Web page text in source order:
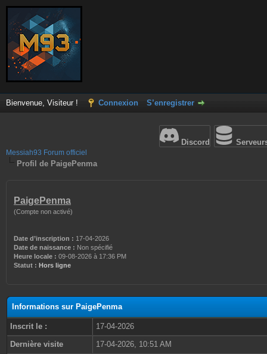
Bienvenue, Visiteur ! Connexion S’enregistrer
Discord
Messiah93 Forum officiel
Profil de PaigePenma
PaigePenma
(Compte non activé)
Date d’inscription : 17-04-2026
Date de naissance : Non spécifié
Heure locale : 09-08-2026 à 17:36 PM
Statut : Hors ligne
Informations sur PaigePenma
Inscrit le :
17-04-2026
Dernière visite
17-04-2026, 10:51 AM